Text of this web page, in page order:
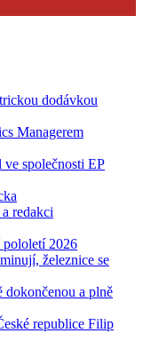
dodávkou
Managerem
ve společnosti EP
redakci
2026
železnice se
dokončenou a plně
republice Filip